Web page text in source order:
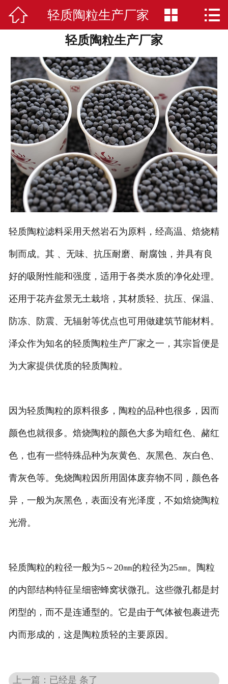
 网站首页
公司简介
陶粒
应用案例
荣誉资质
新闻中心
在线留言
联系我们
 轻质陶粒生产厂家  
轻质陶粒生产厂家
轻质陶粒滤料采用天然岩石为原料，经高温、焙烧精
制而成。其 、无味、抗压耐磨、耐腐蚀，并具有良
好的吸附性能和强度，适用于各类水质的净化处理。
还用于花卉盆景无土栽培，其材质轻、抗压、保温、
防冻、防震、无辐射等优点也可用做建筑节能材料。
泽众作为知名的轻质陶粒生产厂家之一，其宗旨便是
为大家提供优质的轻质陶粒。
因为轻质陶粒的原料很多，陶粒的品种也很多，因而
颜色也就很多。焙烧陶粒的颜色大多为暗红色、赭红
色，也有一些特殊品种为灰黄色、灰黑色、灰白色、
青灰色等。免烧陶粒因所用固体废弃物不同，颜色各
异，一般为灰黑色，表面没有光泽度，不如焙烧陶粒
光滑。
轻质陶粒的粒径一般为5～20㎜的粒径为25㎜。陶粒
的内部结构特征呈细密蜂窝状微孔。这些微孔都是封
闭型的，而不是连通型的。它是由于气体被包裹进壳
内而形成的，这是陶粒质轻的主要原因。
上一篇：已经是 条了